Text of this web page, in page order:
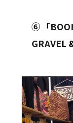
⑥「
GRAVEL